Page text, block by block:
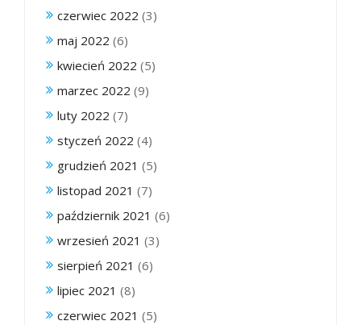
czerwiec 2022 (3)
maj 2022 (6)
kwiecień 2022 (5)
marzec 2022 (9)
luty 2022 (7)
styczeń 2022 (4)
grudzień 2021 (5)
listopad 2021 (7)
październik 2021 (6)
wrzesień 2021 (3)
sierpień 2021 (6)
lipiec 2021 (8)
czerwiec 2021 (5)